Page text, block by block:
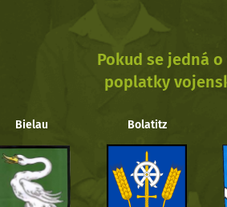
Pokud se jedná
poplatky
Bielau Bolatitz